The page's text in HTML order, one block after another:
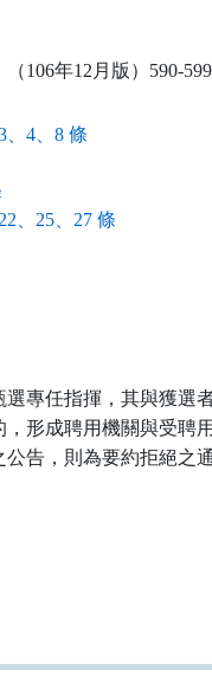
106年12月版）590-
、4、8 條
、25、27 條
專任指揮，其與獲選
形成聘用機關與受聘
告，則為要約拒絕之通